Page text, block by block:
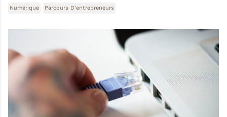
Numérique Parcours D'entrepreneurs